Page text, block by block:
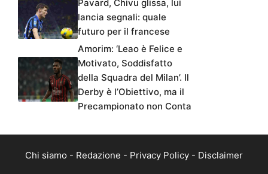
Pavard, Chivu glissa, lui
lancia segnali: quale
futuro per il francese
Amorim: ‘Leao è Felice e
Motivato, Soddisfatto
della Squadra del Milan’. Il
Derby è l’Obiettivo, ma il
Precampionato non Conta
Chi siamo - Redazione - Privacy Policy - Disclaimer